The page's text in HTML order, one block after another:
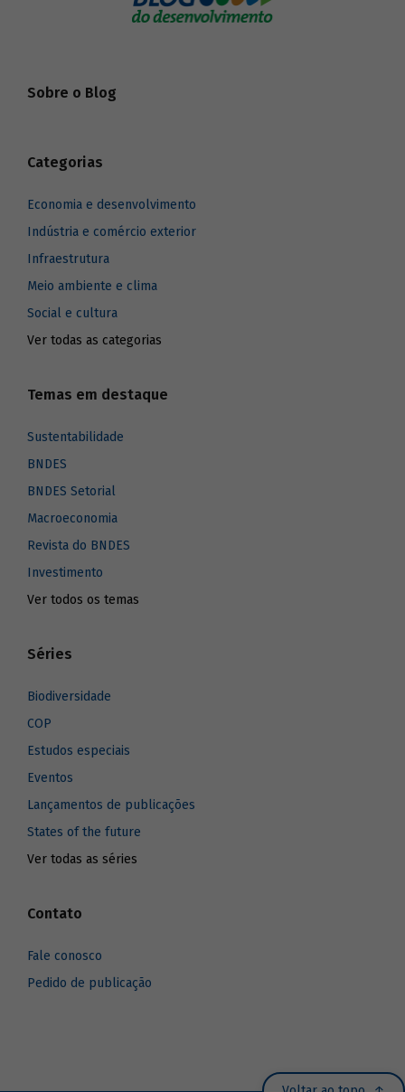
Sobre o Blog
Categorias
Economia e desenvolvimento
Indústria e comércio exterior
Infraestrutura
Meio ambiente e clima
Social e cultura
Ver todas as categorias
Temas em destaque
Sustentabilidade
BNDES
BNDES Setorial
Macroeconomia
Revista do BNDES
Investimento
Ver todos os temas
Séries
Biodiversidade
COP
Estudos especiais
Eventos
Lançamentos de publicações
States of the future
Ver todas as séries
Contato
Fale conosco
Pedido de publicação